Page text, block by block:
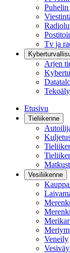
Puhelin
Tv ja
Arjen
Etusivu
Tieliikenne
Vesiliikenne
Veneily